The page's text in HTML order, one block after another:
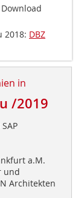
2018: DBZ
in
/2019
a.M.
und
Architekten